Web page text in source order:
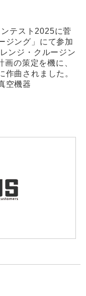
テスト2025に菅
ジング」にて参加
ンジ・クルージン
の策定を機に、
作曲されました。
空機器